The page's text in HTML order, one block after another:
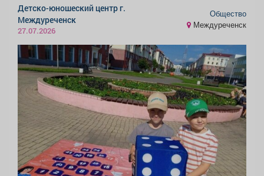
Детско-юношеский центр г.
Междуреченск
27.07.2026
Общество
Междуреченск